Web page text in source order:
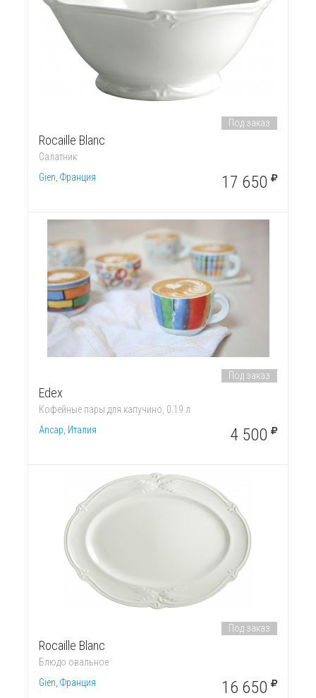
Rocaille Blanc
Салатник
Gien, Франция
Под заказ
17 650
Edex
Кофейные пары для капучино, 0.19 л
Ancap, Италия
Под заказ
4 500
Rocaille Blanc
Блюдо овальное
Gien, Франция
Под заказ
16 650